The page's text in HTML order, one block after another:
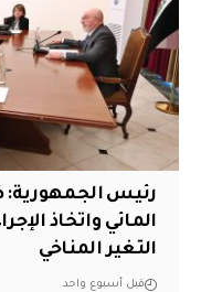
رئيس الجمهورية:
المائي واتخاذ
التغير المناخي
قبل أسبوع واحد